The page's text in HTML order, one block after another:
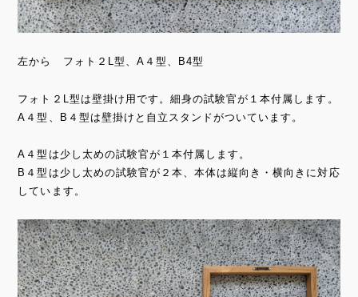
左から フォト２L型、A４型、B4型
フォト２L型は壁掛け用です。細身の試験官が１本付属します。
A４型、B４型は壁掛けと自立スタンドがついています。
A４型は少し太めの試験官が１本付属します。
B４型は少し太めの試験官が２本、本体は縦向き・横向きに対応
しています。